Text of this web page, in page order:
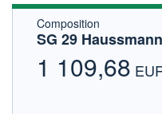
Composition
SG 29
1 109,68